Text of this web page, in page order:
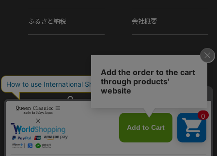
ふるさと納税 会社概要
Copyright (C) Q.R.C Co., Ltd. All Rights reserved.